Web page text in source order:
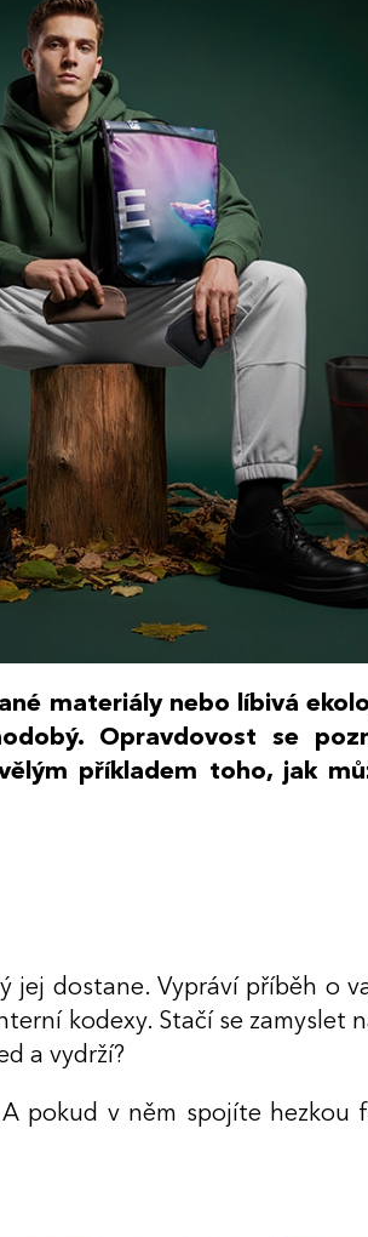
materiály nebo líbivá
Opravdovost se
příkladem toho, jak
jej dostane. Vypráví příběh o
kodexy. Stačí se zamyslet
a vydrží?
pokud v něm spojíte